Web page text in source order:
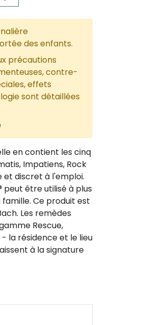
des enfants.
précautions
contre-
effets
sont détaillées
en contient les cinq
Impatiens, Rock
et discret à l'emploi.
peut être utilisé à plus
Ce produit est
Les remèdes
Rescue,
la résidence et le lieu
à la signature